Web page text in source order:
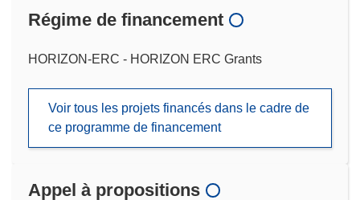
Régime de financement
HORIZON-ERC - HORIZON ERC Grants
Voir tous les projets financés dans le cadre de
ce programme de financement
Appel à propositions